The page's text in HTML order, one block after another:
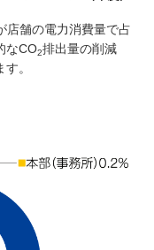
店舗の電力消費量で占
なCO2排出量の削減
。